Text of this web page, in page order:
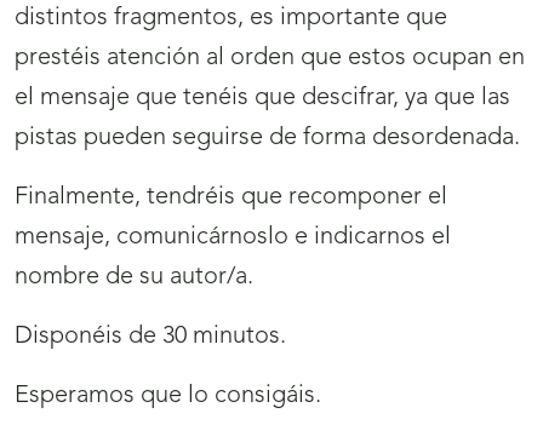
distintos fragmentos, es importante que
prestéis atención al orden que estos ocupan en
el mensaje que tenéis que descifrar, ya que las
pistas pueden seguirse de forma desordenada.
Finalmente, tendréis que recomponer el
mensaje, comunicárnoslo e indicarnos el
nombre de su autor/a.
Disponéis de 30 minutos.
Esperamos que lo consigáis.